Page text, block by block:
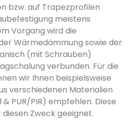
bzw. auf Trapezprofilen
meistens
Vorgang wird die
Wärmedämmung sowie der
(mit Schrauben)
verbunden. Für die
wir Ihnen beispielsweise
verschiedenen Materialien
PUR/PIR) empfehlen. Diese
Zweck geeignet.